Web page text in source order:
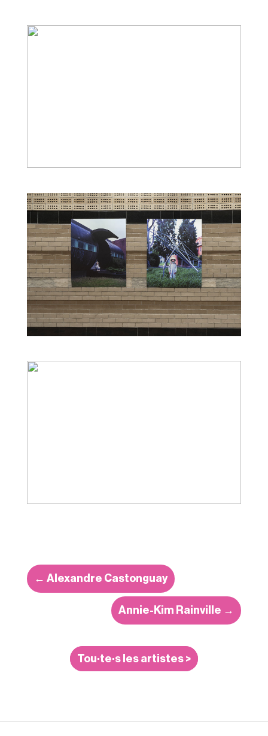
← Alexandre Castonguay
Annie-Kim Rainville →
Tou·te·s les artistes >